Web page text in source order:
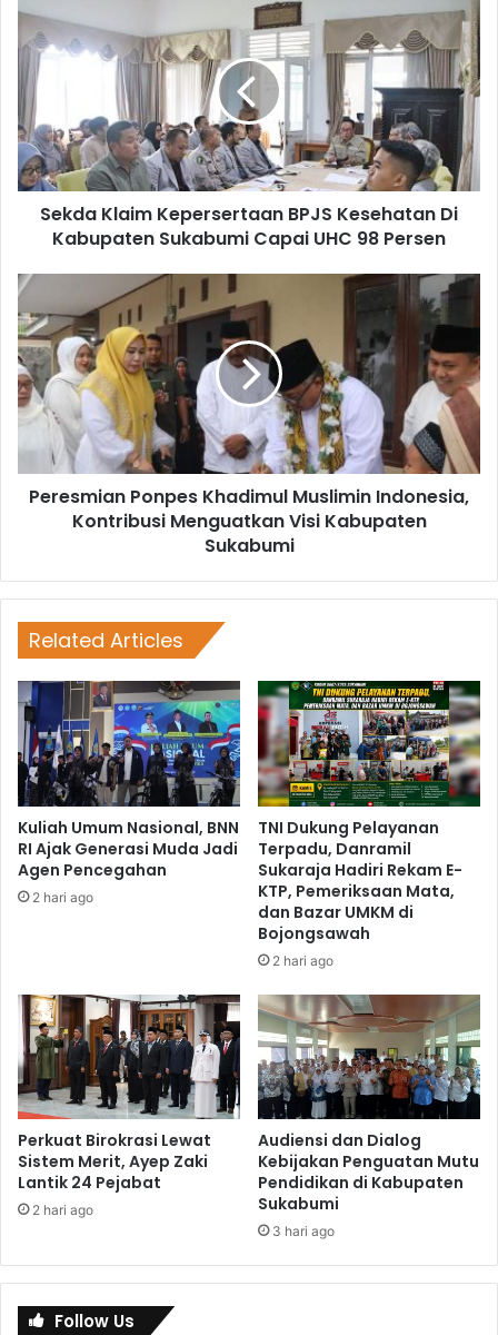
Sekda Klaim Kepersertaan BPJS Kesehatan Di
Kabupaten Sukabumi Capai UHC 98 Persen
Peresmian Ponpes Khadimul Muslimin Indonesia,
Kontribusi Menguatkan Visi Kabupaten
Sukabumi
Related Articles
Kuliah Umum Nasional, BNN
RI Ajak Generasi Muda Jadi
Agen Pencegahan
2 hari ago
TNI Dukung Pelayanan
Terpadu, Danramil
Sukaraja Hadiri Rekam E-
KTP, Pemeriksaan Mata,
dan Bazar UMKM di
Bojongsawah
2 hari ago
Perkuat Birokrasi Lewat
Sistem Merit, Ayep Zaki
Lantik 24 Pejabat
2 hari ago
Audiensi dan Dialog
Kebijakan Penguatan Mutu
Pendidikan di Kabupaten
Sukabumi
3 hari ago
Follow Us